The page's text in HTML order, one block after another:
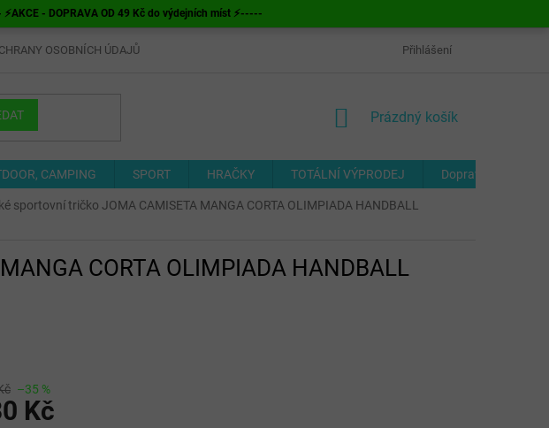
⚡AKCE - DOPRAVA OD 49 Kč do výdejních míst ⚡-----
OSOBNÍCH ÚDAJŮ ODSTOUPENÍ OD SMLOUVY
Přihlášení
NÁKUPNÍ
Prázdný košík
CAMPING SPORT HRAČKY TOTÁLNÍ VÝPRODEJ Doprava a platba
sportovní tričko JOMA CAMISETA MANGA CORTA OLIMPIADA HANDBALL
CORTA OLIMPIADA HANDBALL
–35 %
Kč